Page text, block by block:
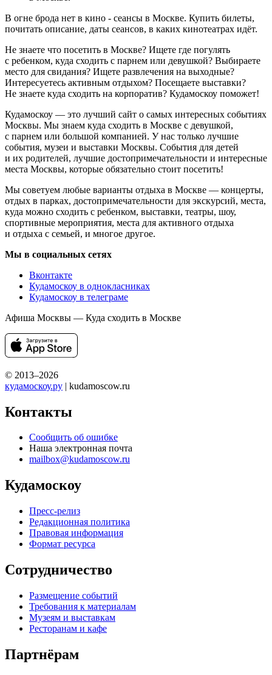
В огне брода нет в кино - сеансы в Москве. Купить билеты,
почитать описание, даты сеансов, в каких кинотеатрах идёт.
Не знаете что посетить в Москве? Ищете где погулять
с ребенком, куда сходить с парнем или девушкой? Выбираете
место для свидания? Ищете развлечения на выходные?
Интересуетесь активным отдыхом? Посещаете выставки?
Не знаете куда сходить на корпоратив? Кудамоскоу поможет!
Кудамоскоу — это лучший сайт о самых интересных событиях
Москвы. Мы знаем куда сходить в Москве с девушкой,
с парнем или большой компанией. У нас только лучшие
события, музеи и выставки Москвы. События для детей
и их родителей, лучшие достопримечательности и интересные
места Москвы, которые обязательно стоит посетить!
Мы советуем любые варианты отдыха в Москве — концерты,
отдых в парках, достопримечательности для экскурсий, места,
куда можно сходить с ребенком, выставки, театры, шоу,
спортивные мероприятия, места для активного отдыха
и отдыха с семьей, и многое другое.
Мы в социальных сетях
Вконтакте
Кудамоскоу в однокласниках
Кудамоскоу в телеграме
Афиша Москвы — Куда сходить в Москве
© 2013–2026
кудамоскоу.ру | kudamoscow.ru
Контакты
Сообщить об ошибке
Наша электронная почта
mailbox@kudamoscow.ru
Кудамоскоу
Пресс-релиз
Редакционная политика
Правовая информация
Формат ресурса
Сотрудничество
Размещение событий
Требования к материалам
Музеям и выставкам
Ресторанам и кафе
Партнёрам